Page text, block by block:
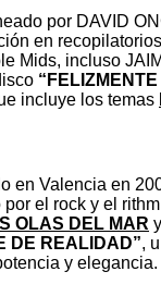
por DAVID
en
Mids, incluso
incluye los temas
en Valencia en
el rock y el
OLAS DEL MAR
DE REALIDAD”,
y elegancia.